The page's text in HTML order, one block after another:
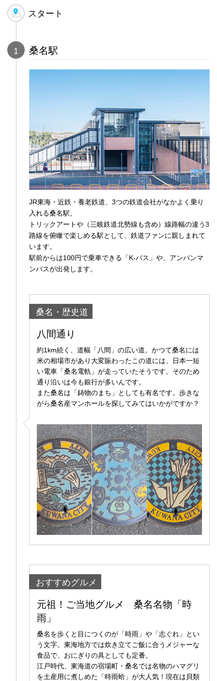
スタート
1 桑名駅
JR東海・近鉄・養老鉄道、3つの鉄道会社がなかよく乗り
入れる桑名駅。
トリックアートや（三岐鉄道北勢線も含め）線路幅の違う3
路線を俯瞰で楽しめる駅として、鉄道ファンに親しまれて
います。
駅前からは100円で乗車できる「K-バス」や、アンパンマ
ンバスが出発します。
桑名・歴史道
八間通り
約1km続く、道幅「八間」の広い道。かつて桑名には
米の相場市があり大変賑わったこの道には、日本一短
い電車「桑名電軌」が走っていたそうです。そのため
通り沿いは今も銀行が多いんです。
また桑名は「鋳物のまち」としても有名です。歩きな
がら桑名産マンホールを探してみてはいかがですか？
おすすめグルメ
元祖！ご当地グルメ 桑名名物「時
雨」
桑名を歩くと目につくのが「時雨」や「志ぐれ」とい
う文字。東海地方では炊き立てご飯に合うメジャーな
食品で、おにぎりの具としても定番。
江戸時代、東海道の宿場町・桑名では名物のハマグリ
を土産用に煮しめた「時雨蛤」が大人気！現在は貝類